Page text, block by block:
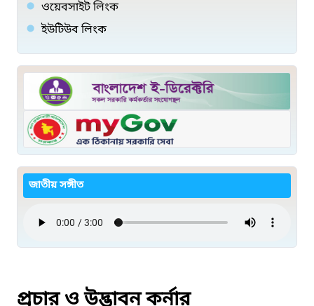
ওয়েবসাইট লিংক
ইউটিউব লিংক
জাতীয় সঙ্গীত
প্রচার ও উদ্ভাবন কর্নার